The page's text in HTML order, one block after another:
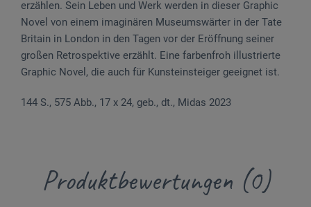
erzählen. Sein Leben und Werk werden in dieser Graphic
Novel von einem imaginären Museumswärter in der Tate
Britain in London in den Tagen vor der Eröffnung seiner
großen Retrospektive erzählt. Eine farbenfroh illustrierte
Graphic Novel, die auch für Kunsteinsteiger geeignet ist.
144 S., 575 Abb., 17 x 24, geb., dt., Midas 2023
Produktbewertungen (0)